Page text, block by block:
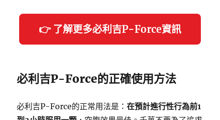
👉 了解更多必利吉P-Force資訊
必利吉P-Force的正確使用方法
必利吉P-Force的正常用法是：在預計進行性行為前1